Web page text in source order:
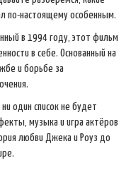
по-настоящему особенным.
в 1994 году, этот фильм
в себе. Основанный на
и борьбе за
один список не будет
музыка и игра актёров
любви Джека и Роуз до